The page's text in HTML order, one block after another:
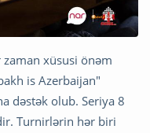
xüsusi önəm
is Azerbaijan"
dəstək olub. Seriya 8
Turnirlərin hər biri